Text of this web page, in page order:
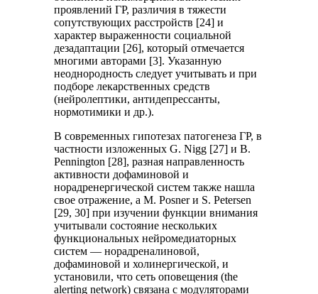
проявлений ГР, различия в тяжести
сопутствующих расстройств [24] и
характер выраженности социальной
дезадаптации [26], который отмечается
многими авторами [3]. Указанную
неоднородность следует учитывать и при
подборе лекарственных средств
(нейролептики, антидепрессанты,
нормотимики и др.).
В современных гипотезах патогенеза ГР, в
частности изложенных G. Nigg [27] и B.
Pennington [28], разная направленность
активности дофаминовой и
норадренергической систем также нашла
свое отражение, а M. Posner и S. Petersen
[29, 30] при изучении функции внимания
учитывали состояние нескольких
функциональных нейромедиаторных
систем — норадреналиновой,
дофаминовой и холинергической, и
установили, что сеть оповещения (the
alerting network) связана с модуляторами